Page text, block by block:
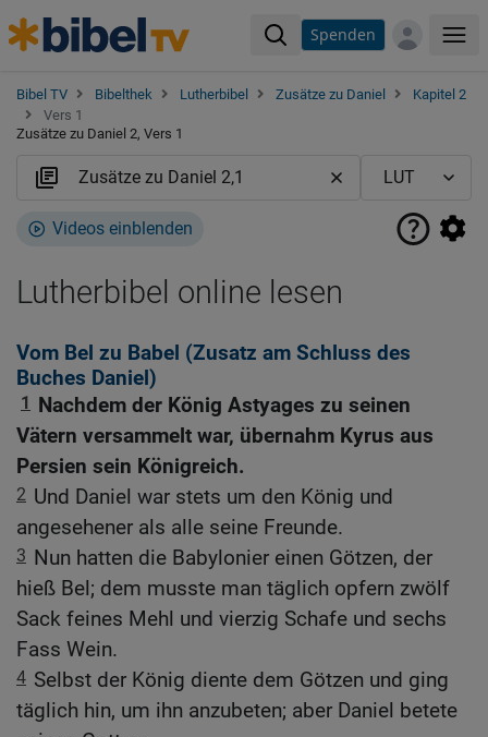
Spenden
Bibel TV Bibelthek Lutherbibel Zusätze zu Daniel
Kapitel 2
Vers 1
Zusätze zu Daniel 2, Vers 1
Videos einblenden
Lutherbibel online lesen
Vom Bel zu Babel (Zusatz am Schluss des
Buches Daniel)
1
Nachdem der König Astyages zu seinen
Vätern versammelt war, übernahm Kyrus aus
Persien sein Königreich.
2 Und Daniel war stets um den König und
angesehener als alle seine Freunde.
3 Nun hatten die Babylonier einen Götzen, der
hieß Bel; dem musste man täglich opfern zwölf
Sack feines Mehl und vierzig Schafe und sechs
Fass Wein.
4 Selbst der König diente dem Götzen und ging
täglich hin, um ihn anzubeten; aber Daniel betete